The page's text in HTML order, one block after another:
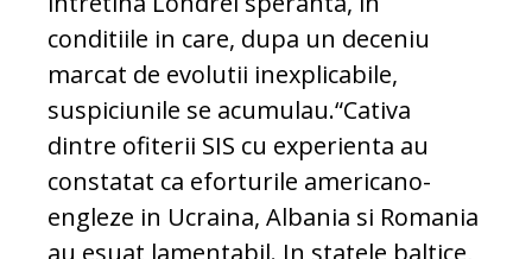
conditiile in care, dupa un deceniu
marcat de evolutii inexplicabile,
suspiciunile se acumulau.“Cativa
dintre ofiterii SIS cu experienta au
constatat ca eforturile americano-
engleze in Ucraina, Albania si Romania